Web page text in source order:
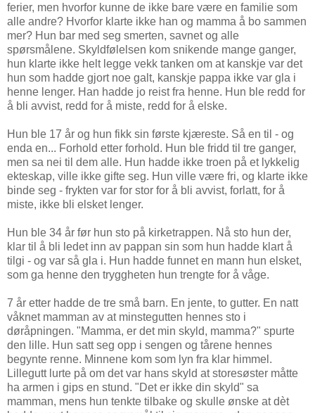
ferier, men hvorfor kunne de ikke bare være en familie som
alle andre? Hvorfor klarte ikke han og mamma å bo sammen
mer? Hun bar med seg smerten, savnet og alle
spørsmålene. Skyldfølelsen kom snikende mange ganger,
hun klarte ikke helt legge vekk tanken om at kanskje var det
hun som hadde gjort noe galt, kanskje pappa ikke var gla i
henne lenger. Han hadde jo reist fra henne. Hun ble redd for
å bli avvist, redd for å miste, redd for å elske.
Hun ble 17 år og hun fikk sin første kjæreste. Så en til - og
enda en... Forhold etter forhold. Hun ble fridd til tre ganger,
men sa nei til dem alle. Hun hadde ikke troen på et lykkelig
ekteskap, ville ikke gifte seg. Hun ville være fri, og klarte ikke
binde seg - frykten var for stor for å bli avvist, forlatt, for å
miste, ikke bli elsket lenger.
Hun ble 34 år før hun sto på kirketrappen. Nå sto hun der,
klar til å bli ledet inn av pappan sin som hun hadde klart å
tilgi - og var så gla i. Hun hadde funnet en mann hun elsket,
som ga henne den tryggheten hun trengte for å våge.
7 år etter hadde de tre små barn. En jente, to gutter. En natt
våknet mamman av at minstegutten hennes sto i
døråpningen. "Mamma, er det min skyld, mamma?" spurte
den lille. Hun satt seg opp i sengen og tårene hennes
begynte renne. Minnene kom som lyn fra klar himmel.
Lillegutt lurte på om det var hans skyld at storesøster måtte
ha armen i gips en stund. "Det er ikke din skyld" sa
mamman, mens hun tenkte tilbake og skulle ønske at dèt